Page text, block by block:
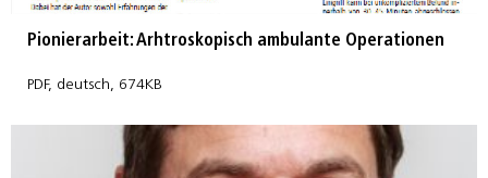
Pionierarbeit: Arhtroskopisch ambulante Operationen
PDF, deutsch, 674KB